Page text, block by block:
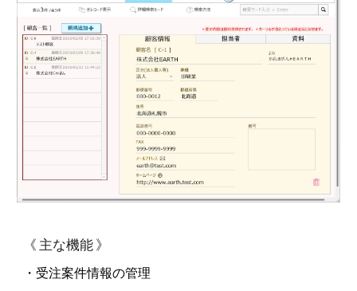
《 主な機能 》
・受注案件情報の管理